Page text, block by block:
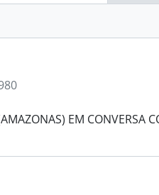
EM CONVERSA